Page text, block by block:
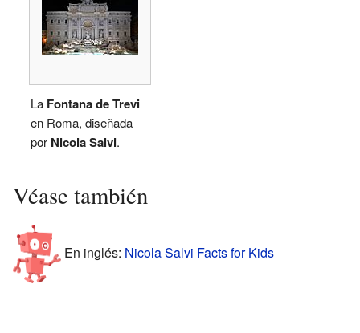
La Fontana de Trevi
en Roma, diseñada
por Nicola Salvi.
Véase también
En inglés: Nicola Salvi Facts for Kids